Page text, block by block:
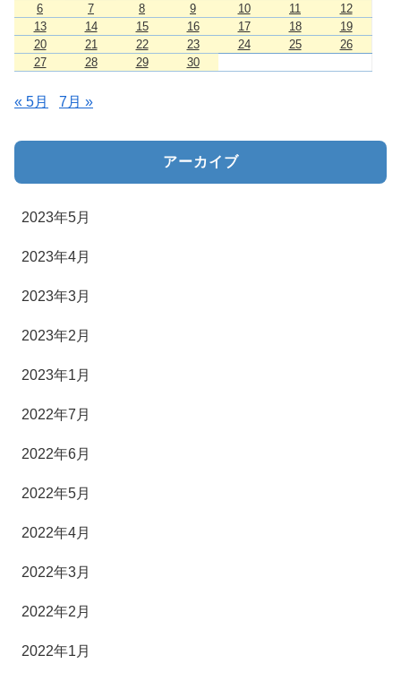
6
7 8 9 10 11
12
13
14 15 16 17 18
19
20
21 22 23 24 25
26
27
28 29 30
« 5月 7月 »
アーカイブ
2023年5月
2023年4月
2023年3月
2023年2月
2023年1月
2022年7月
2022年6月
2022年5月
2022年4月
2022年3月
2022年2月
2022年1月